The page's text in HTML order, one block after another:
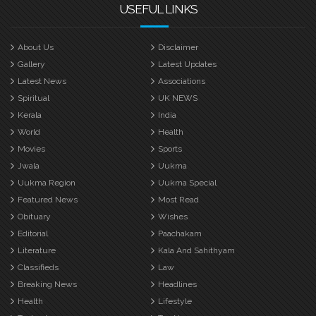
USEFUL LINKS
About Us
Disclaimer
Gallery
Latest Updates
Latest News
Associations
Spiritual
UK NEWS
Kerala
India
World
Health
Movies
Sports
Jwala
Uukma
Uukma Region
Uukma Special
Featured News
Most Read
Obituary
Wishes
Editorial
Paachakam
Literature
Kala And Sahithyam
Classifieds
Law
Breaking News
Headlines
Health
Lifestyle